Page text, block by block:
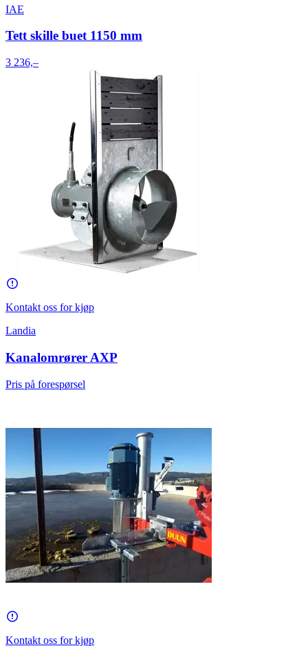
IAE
Tett skille buet 1150 mm
3 236,–
Kontakt oss for kjøp
Landia
Kanalomrører AXP
Pris på forespørsel
Kontakt oss for kjøp